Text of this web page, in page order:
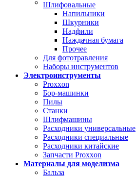
Шлифовальные
Напильники
Шкурники
Надфили
Наждачная бумага
Прочее
Для фототравления
Наборы инструментов
Электроинструменты
Proxxon
Бор-машинки
Пилы
Станки
Шлифмашины
Расходники универсальные
Расходники специальные
Расходники китайские
Запчасти Proxxon
Материалы для моделизма
Бальза